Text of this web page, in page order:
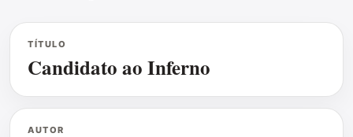
TÍTULO
Candidato ao Inferno
AUTOR